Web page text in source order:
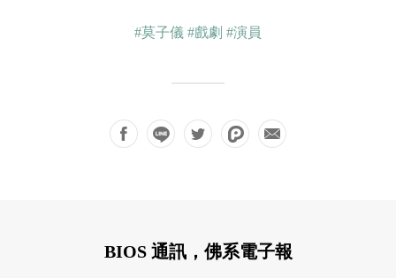
#莫子儀 #戲劇 #演員
BIOS 通訊，佛系電子報